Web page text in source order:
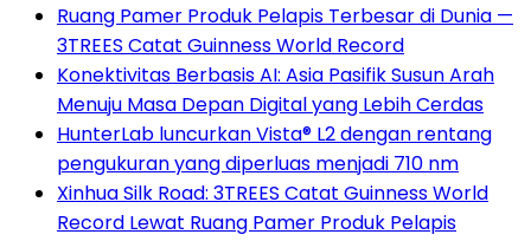
Ruang Pamer Produk Pelapis Terbesar di Dunia —
3TREES Catat Guinness World Record
Konektivitas Berbasis AI: Asia Pasifik Susun Arah
Menuju Masa Depan Digital yang Lebih Cerdas
HunterLab luncurkan Vista® L2 dengan rentang
pengukuran yang diperluas menjadi 710 nm
Xinhua Silk Road: 3TREES Catat Guinness World
Record Lewat Ruang Pamer Produk Pelapis